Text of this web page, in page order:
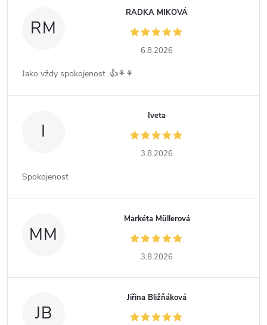
RM
RADKA MIKOVÁ
6.8.2026
Jako vždy spokojenost .👍⚘️⚘️
I
Iveta
3.8.2026
Spokojenost
MM
Markéta Müllerová
3.8.2026
JB
Jiřina Bližňáková